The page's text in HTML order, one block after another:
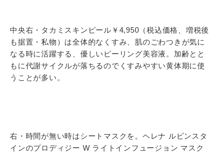
中央右・タカミスキンピール￥4,950（税込価格、増税後
も据置・私物）は全体的なくすみ、肌のごわつきが気に
なる時に活躍する、優しいピーリング美容液。加齢とと
もに代謝サイクルが落ちるのでくすみやすい黄体期に使
うことが多い。
右・時間が無い時はシートマスクを。ヘレナ ルビンスタ
インのプロディジー W ライトインフュージョン マスク